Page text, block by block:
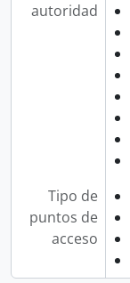
autoridad
Tipo de
puntos de
acceso